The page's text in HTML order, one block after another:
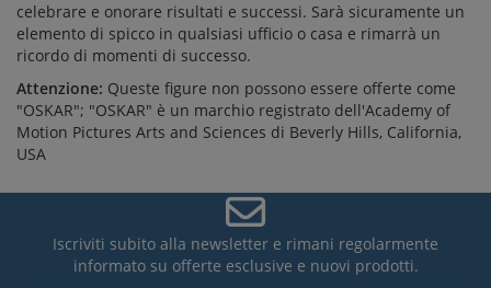
celebrare e onorare risultati e successi. Sarà sicuramente un
elemento di spicco in qualsiasi ufficio o casa e rimarrà un
ricordo di momenti di successo.
Attenzione: Queste figure non possono essere offerte come
"OSKAR"; "OSKAR" è un marchio registrato dell'Academy of
Motion Pictures Arts and Sciences di Beverly Hills, California,
USA
Iscriviti subito alla newsletter e rimani regolarmente
informato su offerte esclusive e nuovi prodotti.